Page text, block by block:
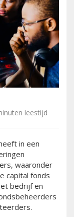
leestijd
in een
waaronder
capital fonds
bedrijf en